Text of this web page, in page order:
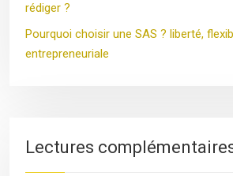
rédiger ?
Pourquoi choisir une SAS ? liberté,
entrepreneuriale
Lectures